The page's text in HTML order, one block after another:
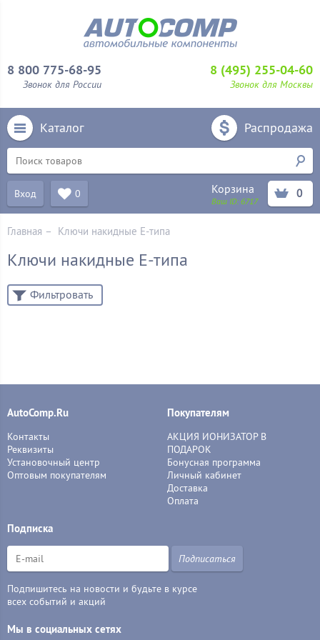
8 800 775-68-95
Звонок для России
8 (495) 255-04-60
Звонок для Москвы
Каталог Распродажа
Вход 0 Корзина
Ваш ID:6717
0
Главная – Ключи накидные Е-типа
Ключи накидные Е-типа
Фильтровать
AutoComp.Ru
Контакты
Реквизиты
Установочный центр
Оптовым покупателям
Покупателям
АКЦИЯ ИОНИЗАТОР В
ПОДАРОК
Бонусная программа
Личный кабинет
Доставка
Оплата
Подписка
Подписаться
Подпишитесь на новости и будьте в курсе
всех событий и акций
Мы в социальных сетях